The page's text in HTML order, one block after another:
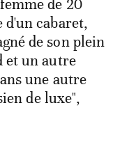
de 20
d'un cabaret,
de son plein
et un autre
une autre
de luxe",